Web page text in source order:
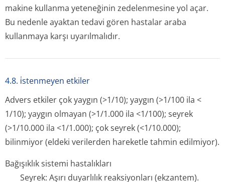
makine kullanma yeteneğinin zedelenmesine yol açar.
Bu nedenle ayaktan tedavi gören hastalar araba
kullanmaya karşı uyarılmalıdır.
4.8. i̇stenmeyen etkiler
Advers etkiler çok yaygın (>1/10); yaygın (>1/100 ila <
1/10); yaygın olmayan (>1/1.000 ila <1/100); seyrek
(>1/10.000 ila <1/1.000); çok seyrek (<1/10.000);
bilinmiyor (eldeki verilerden hareketle tahmin edilmiyor).
Bağışıklık sistemi hastalıkları
Seyrek: Aşırı duyarlılık reaksiyonları (ekzantem).